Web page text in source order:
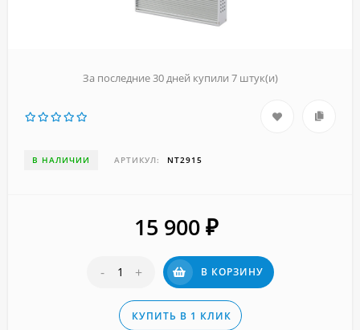
За последние 30 дней купили 7 штук(и)
В НАЛИЧИИ АРТИКУЛ: NT2915
15 900 ₽
- + В КОРЗИНУ
КУПИТЬ В 1 КЛИК